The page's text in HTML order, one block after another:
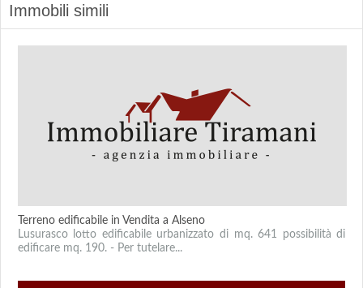
Immobili simili
Terreno edificabile in Vendita a Alseno
Lusurasco lotto edificabile urbanizzato di mq. 641 possibilità di
edificare mq. 190. - Per tutelare...